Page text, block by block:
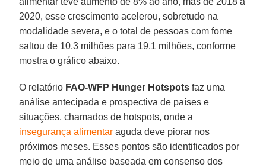
2020, esse crescimento acelerou, sobretudo na
modalidade severa, e o total de pessoas com fome
saltou de 10,3 milhões para 19,1 milhões, conforme
mostra o gráfico abaixo.
O relatório FAO-WFP Hunger Hotspots faz uma
análise antecipada e prospectiva de países e
situações, chamados de hotspots, onde a
insegurança alimentar aguda deve piorar nos
próximos meses. Esses pontos são identificados por
meio de uma análise baseada em consenso dos